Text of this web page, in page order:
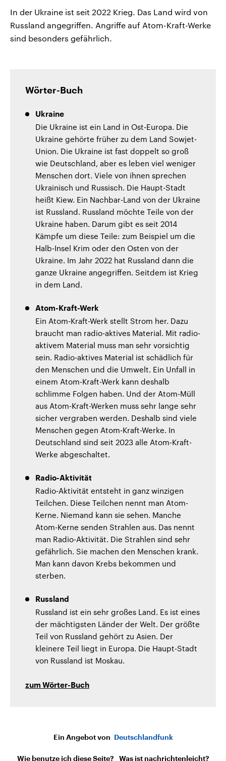
In der Ukraine ist seit 2022 Krieg. Das Land wird von
Russland angegriffen. Angriffe auf Atom-Kraft-Werke
sind besonders gefährlich.
Wörter-Buch
Ukraine
Die Ukraine ist ein Land in Ost-Europa. Die
Ukraine gehörte früher zu dem Land Sowjet-
Union. Die Ukraine ist fast doppelt so groß
wie Deutschland, aber es leben viel weniger
Menschen dort. Viele von ihnen sprechen
Ukrainisch und Russisch. Die Haupt-Stadt
heißt Kiew. Ein Nachbar-Land von der Ukraine
ist Russland. Russland möchte Teile von der
Ukraine haben. Darum gibt es seit 2014
Kämpfe um diese Teile: zum Beispiel um die
Halb-Insel Krim oder den Osten von der
Ukraine. Im Jahr 2022 hat Russland dann die
ganze Ukraine angegriffen. Seitdem ist Krieg
in dem Land.
Atom-Kraft-Werk
Ein Atom-Kraft-Werk stellt Strom her. Dazu
braucht man radio-aktives Material. Mit radio-
aktivem Material muss man sehr vorsichtig
sein. Radio-aktives Material ist schädlich für
den Menschen und die Umwelt. Ein Unfall in
einem Atom-Kraft-Werk kann deshalb
schlimme Folgen haben. Und der Atom-Müll
aus Atom-Kraft-Werken muss sehr lange sehr
sicher vergraben werden. Deshalb sind viele
Menschen gegen Atom-Kraft-Werke. In
Deutschland sind seit 2023 alle Atom-Kraft-
Werke abgeschaltet.
Radio-Aktivität
Radio-Aktivität entsteht in ganz winzigen
Teilchen. Diese Teilchen nennt man Atom-
Kerne. Niemand kann sie sehen. Manche
Atom-Kerne senden Strahlen aus. Das nennt
man Radio-Aktivität. Die Strahlen sind sehr
gefährlich. Sie machen den Menschen krank.
Man kann davon Krebs bekommen und
sterben.
Russland
Russland ist ein sehr großes Land. Es ist eines
der mächtigsten Länder der Welt. Der größte
Teil von Russland gehört zu Asien. Der
kleinere Teil liegt in Europa. Die Haupt-Stadt
von Russland ist Moskau.
zum Wörter-Buch
Ein Angebot von Deutschlandfunk
Wie benutze ich diese Seite? Was ist nachrichtenleicht?